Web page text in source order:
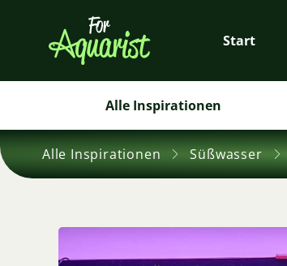
Start
Alle Inspirationen
Alle Inspirationen Süßwasser